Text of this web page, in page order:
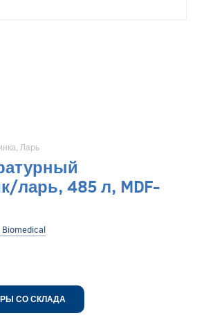
, Ларь
ларь, 485 л, MDF-
СО СКЛАДА